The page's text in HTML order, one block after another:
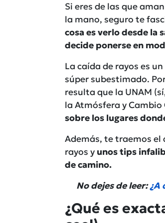
Si eres de las que
la mano, seguro te
cosa es verlo desde la
decide ponerse en
La caída de rayos es
súper subestimado.
resulta que la UNAM
la Atmósfera y
sobre los lugares
Además, te traemos el
rayos y unos tips
de camino.
No dejes de leer:¿A
¿Qué es